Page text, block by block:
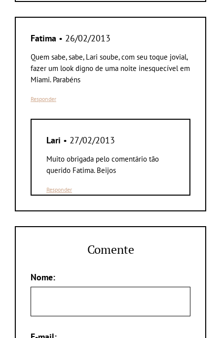
Fatima • 26/02/2013
Quem sabe, sabe, Lari soube, com seu toque jovial,
fazer um look digno de uma noite inesquecível em
Miami. Parabéns
Responder
Lari • 27/02/2013
Muito obrigada pelo comentário tão
querido Fatima. Beijos
Responder
Comente
Nome: